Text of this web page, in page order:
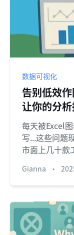
数据可视化
告别低效
让你的分
每天被Excel
写...这些问题
市面上几十款
计，总有一款
Gianna •